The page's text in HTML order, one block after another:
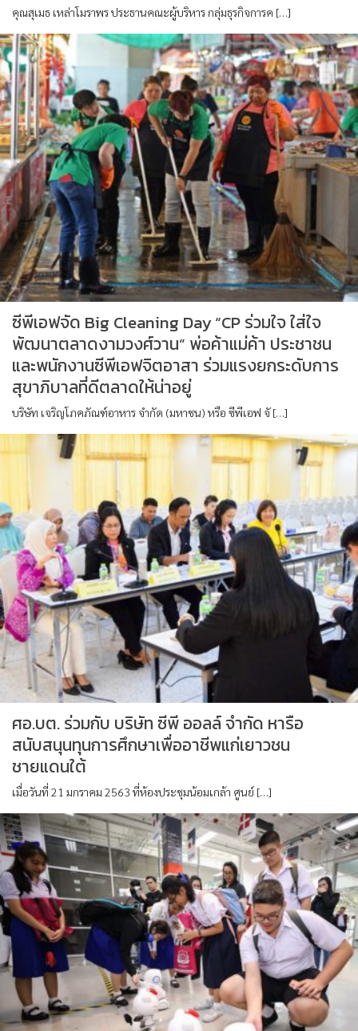
คุณสุเมธ เหล่าโมราพร ประธานคณะผู้บริหาร กลุ่มธุรกิจการค […]
ซีพีเอฟจัด Big Cleaning Day “CP ร่วมใจ ใส่ใจ
พัฒนาตลาดงามวงศ์วาน” พ่อค้าแม่ค้า ประชาชน
และพนักงานซีพีเอฟจิตอาสา ร่วมแรงยกระดับการ
สุขาภิบาลที่ดีตลาดให้น่าอยู่
บริษัท เจริญโภคภัณฑ์อาหาร จำกัด (มหาชน) หรือ ซีพีเอฟ จั […]
ศอ.บต. ร่วมกับ บริษัท ซีพี ออลล์ จำกัด หารือ
สนับสนุนทุนการศึกษาเพื่ออาชีพแก่เยาวชน
ชายแดนใต้
เมื่อวันที่ 21 มกราคม 2563 ที่ห้องประชุมน้อมเกล้า ศูนย์ […]